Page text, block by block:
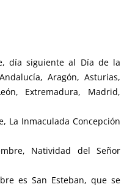
día siguiente al Día de la
Aragón, Asturias,
Extremadura, Madrid,
La Inmaculada Concepción
Natividad del Señor
es San Esteban, que se